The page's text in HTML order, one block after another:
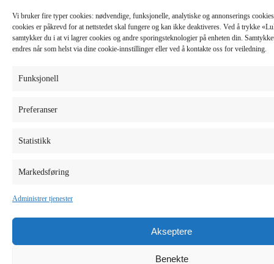
Vi bruker fire typer cookies: nødvendige, funksjonelle, analytiske og annonserings
cookies er påkrevd for at nettstedet skal fungere og kan ikke deaktiveres. Ved å trykke
samtykker du i at vi lagrer cookies og andre sporingsteknologier på enheten din.
endres når som helst via dine cookie-innstillinger eller ved å kontakte oss for veiledning.
Funksjonell
Preferanser
Statistikk
Markedsføring
Administrer tjenester
Akseptere
Benekte